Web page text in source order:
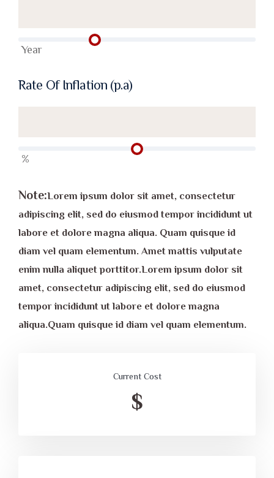
Year
Rate Of Inflation (p.a)
%
Note:Lorem ipsum dolor sit amet, consectetur
adipiscing elit, sed do eiusmod tempor incididunt ut
labore et dolore magna aliqua. Quam quisque id
diam vel quam elementum. Amet mattis vulputate
enim nulla aliquet porttitor.Lorem ipsum dolor sit
amet, consectetur adipiscing elit, sed do eiusmod
tempor incididunt ut labore et dolore magna
aliqua.Quam quisque id diam vel quam elementum.
Current Cost
$